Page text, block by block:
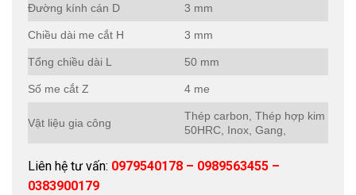
Đường kính cán D 3 mm
Chiều dài me cắt H 3 mm
Tổng chiều dài L 50 mm
Số me cắt Z 4 me
Vật liệu gia công
Thép carbon, Thép hợp kim
50HRC, Inox, Gang,
Liên hệ tư vấn: 0979540178 – 0989563455 –
0383900179